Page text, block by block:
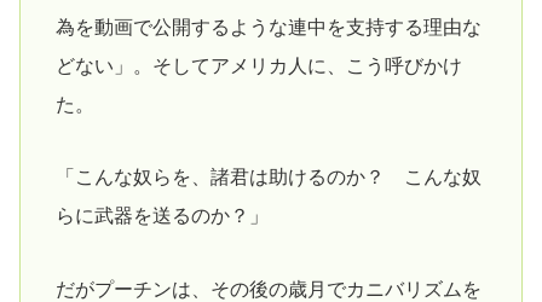
為を動画で公開するような連中を支持する理由な
どない」。そしてアメリカ人に、こう呼びかけ
た。
「こんな奴らを、諸君は助けるのか？ こんな奴
らに武器を送るのか？」
だがプーチンは、その後の歳月でカニバリズムを